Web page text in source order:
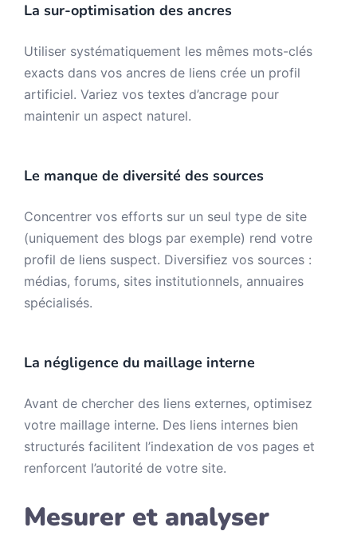
La sur-optimisation des ancres
Utiliser systématiquement les mêmes mots-clés
exacts dans vos ancres de liens crée un profil
artificiel. Variez vos textes d’ancrage pour
maintenir un aspect naturel.
Le manque de diversité des sources
Concentrer vos efforts sur un seul type de site
(uniquement des blogs par exemple) rend votre
profil de liens suspect. Diversifiez vos sources :
médias, forums, sites institutionnels, annuaires
spécialisés.
La négligence du maillage interne
Avant de chercher des liens externes, optimisez
votre maillage interne. Des liens internes bien
structurés facilitent l’indexation de vos pages et
renforcent l’autorité de votre site.
Mesurer et analyser